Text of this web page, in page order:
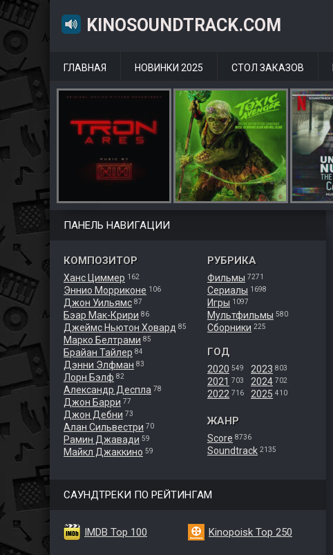
KINOSOUNDTRACK.COM
ГЛАВНАЯ НОВИНКИ 2025 СТОЛ ЗАКАЗОВ
ПАНЕЛЬ НАВИГАЦИИ
КОМПОЗИТОР
Ханс Циммер 162
Эннио Морриконе 106
Джон Уильямс 87
Бэар Мак-Крири 86
Джеймс Ньютон Ховард 85
Марко Белтрами 85
Брайан Тайлер 84
Дэнни Элфман 83
Лорн Бэлф 82
Александр Деспла 78
Джон Барри 77
Джон Дебни 73
Алан Сильвестри 70
Рамин Джавади 59
Майкл Джаккино 59
РУБРИКА
Фильмы 7271
Сериалы 1698
Игры 1097
Мультфильмы 580
Сборники 225
ГОД
2020 549
2021 703
2022 716
2023 803
2024 702
2025 410
ЖАНР
Score 8736
Soundtrack 2135
САУНДТРЕКИ ПО РЕЙТИНГАМ
IMDB Top 100 Kinopoisk Top 250